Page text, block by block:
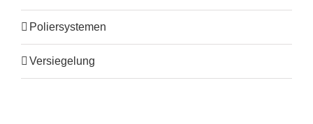
Poliersystemen
Versiegelung